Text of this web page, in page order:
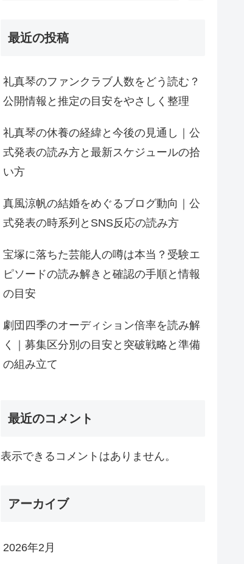
最近の投稿
礼真琴のファンクラブ人数をどう読む？
公開情報と推定の目安をやさしく整理
礼真琴の休養の経緯と今後の見通し｜公
式発表の読み方と最新スケジュールの拾
い方
真風涼帆の結婚をめぐるブログ動向｜公
式発表の時系列とSNS反応の読み方
宝塚に落ちた芸能人の噂は本当？受験エ
ピソードの読み解きと確認の手順と情報
の目安
劇団四季のオーディション倍率を読み解
く｜募集区分別の目安と突破戦略と準備
の組み立て
最近のコメント
表示できるコメントはありません。
アーカイブ
2026年2月